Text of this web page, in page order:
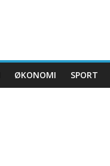
ØKONOMI SPORT